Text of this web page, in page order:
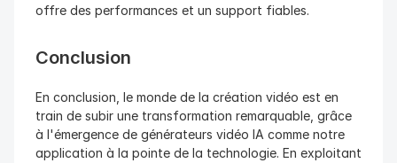
offre des performances et un support fiables.
Conclusion
En conclusion, le monde de la création vidéo est en
train de subir une transformation remarquable, grâce
à l'émergence de générateurs vidéo IA comme notre
application à la pointe de la technologie. En exploitant